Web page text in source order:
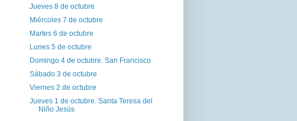
Jueves 8 de octubre
Miércoles 7 de octubre
Martes 6 de octubre
Lunes 5 de octubre
Domingo 4 de octubre. San Francisco
Sábado 3 de octubre
Viernes 2 de octubre
Jueves 1 de octubre. Santa Teresa del
Niño Jesús